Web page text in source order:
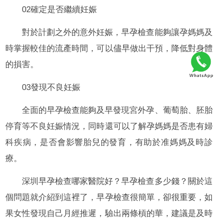
02確定是否繼續妊娠
對於計劃之外的意外妊娠，早孕檢查能夠讓孕媽媽及
時掌握較佳的流產時間，可以儘早做出干預，降低對身體
的損害。
03發現不良妊娠
全面的早孕檢查能夠及早發現宮外孕、葡萄胎、胚胎
停育等不良妊娠情況，同時還可以了解孕媽媽是否患有婦
科疾病，是否會影響胎兒的發育，有助於准媽媽及時診
療。
深圳早孕檢查哪家醫院好？早孕檢查多少錢？關於這
個問題就介紹到這裡了，早孕檢查很簡單，卻很重要，如
果女性發現自己月經推遲，驗出兩條槓的華，建議是及時